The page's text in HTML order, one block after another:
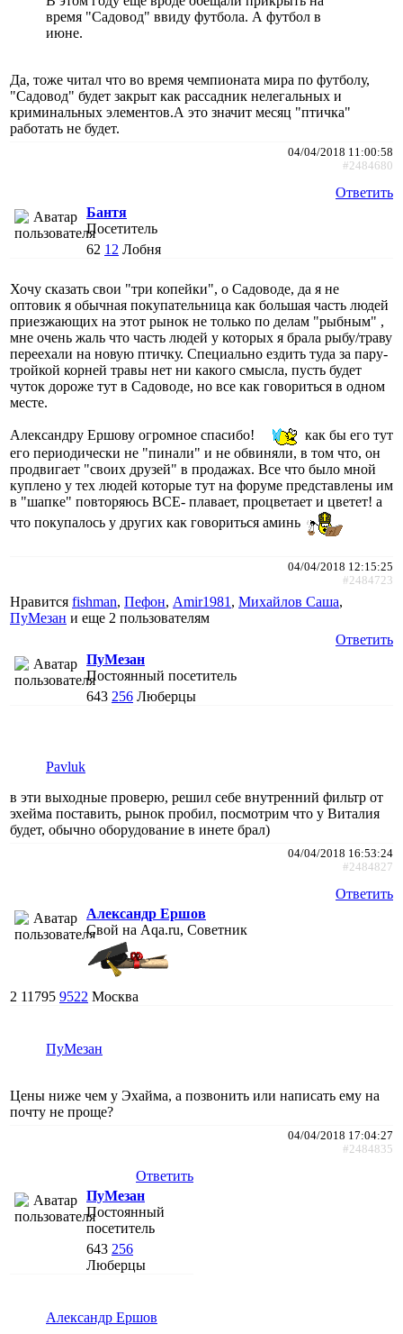
время "Садовод" ввиду футбола. А футбол в
июне.
Да, тоже читал что во время чемпионата мира по футболу,
"Садовод" будет закрыт как рассадник нелегальных и
криминальных элементов.А это значит месяц "птичка"
работать не будет.
04/04/2018 11:00:58
#2484680
Ответить
Бантя
Посетитель
62 12 Лобня
Хочу сказать свои "три копейки", о Садоводе, да я не
оптовик я обычная покупательница как большая часть людей
приезжающих на этот рынок не только по делам "рыбным" ,
мне очень жаль что часть людей у которых я брала рыбу/траву
переехали на новую птичку. Специально ездить туда за пару-
тройкой корней травы нет ни какого смысла, пусть будет
чуток дороже тут в Садоводе, но все как говориться в одном
месте.
Александру Ершову огромное спасибо!
как бы его тут
его периодически не "пинали" и не обвиняли, в том что, он
продвигает "своих друзей" в продажах. Все что было мной
куплено у тех людей которые тут на форуме представлены им
в "шапке" повторяюсь ВСЕ- плавает, процветает и цветет! а
что покупалось у других как говориться аминь
04/04/2018 12:15:25
#2484723
Нравится fishman, Пефон, Amir1981 , Михайлов Саша,
ПуМезан и еще 2 пользователям
Ответить
ПуМезан
Постоянный посетитель
643 256 Люберцы
Pavluk
в эти выходные проверю, решил себе внутренний фильтр от
эхейма поставить, рынок пробил, посмотрим что у Виталия
будет, обычно оборудование в инете брал)
04/04/2018 16:53:24
#2484827
Ответить
Александр Ершов
Свой на Aqa.ru, Советник
2 11795 9522 Москва
ПуМезан
Цены ниже чем у Эхайма, а позвонить или написать ему на
почту не проще?
04/04/2018 17:04:27
#2484835
Ответить
ПуМезан
Постоянный
посетитель
643 256
Люберцы
Александр Ершов